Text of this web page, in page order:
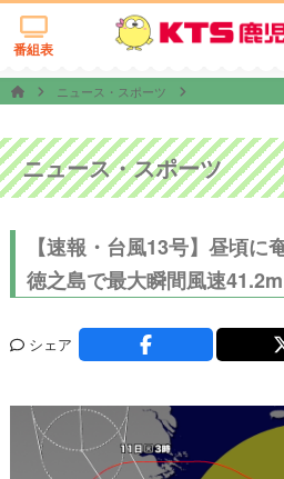
番組表
ニュース・スポーツ
ニュース・スポーツ
【速報・台風13号】昼頃
徳之島で最大瞬間風速
シェア